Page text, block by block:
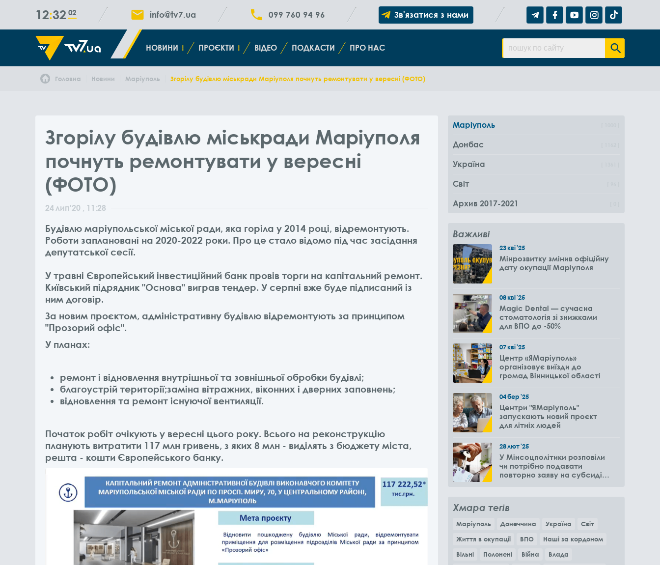
12 32 03 info@tv7.ua 099 760 94 96 Зв'язатися з нами
НОВИНИ ПРОЄКТИ ВІДЕО ПОДКАСТИ ПРО НАС
Головна Новини Маріуполь Згорілу будівлю міськради Маріуполя почнуть ремонтувати у вересні (ФОТО)
Згорілу будівлю міськради Маріуполя
почнуть ремонтувати у вересні
(ФОТО)
24лип'20 , 11:28
Будівлю маріупольської міської ради, яка горіла у 2014 році, відремонтують.
Роботи заплановані на 2020-2022 роки. Про це стало відомо під час засідання
депутатської сесії.
У травні Європейський інвестиційний банк провів торги на капітальний ремонт.
Київський підрядник "Основа" виграв тендер. У серпні вже буде підписаний із
ним договір.
За новим проєктом, адміністративну будівлю відремонтують за принципом
"Прозорий офіс".
У планах:
ремонт і відновлення внутрішньої та зовнішньої обробки будівлі;
благоустрій території;заміна вітражних, віконних і дверних заповнень;
відновлення та ремонт існуючої вентиляції.
Початок робіт очікують у вересні цього року. Всього на реконструкцію
планують витратити 117 млн гривень, з яких 8 млн - виділять з бюджету міста,
решта - кошти Європейського банку.
Маріуполь
Донбас
Україна
Світ
Архив 2017-2021
Важливі
23кві'25
Мінрозвитку змінив офіційну
дату окупації Маріуполя
08кві'25
Magic Dental — сучасна
стоматологія зі знижками
для ВПО до -50%
07кві'25
Центр «ЯМаріуполь»
організовує виїзди до
громад Вінницької області
04бер'25
Центри "ЯМаріуполь"
запускають новий проєкт
для літніх людей
28лют'25
У Мінсоцполітики розповіли
чи потрібно подавати
повторно заяву на субсидію
Хмара тегів
Маріуполь Донеччина Україна
Світ
Життя в окупації
ВПО
Наші за кордоном
Вільні
Полонені Війна
Влада